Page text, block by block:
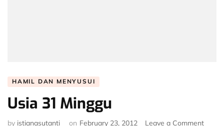
HAMIL DAN MENYUSUI
Usia 31 Minggu
by istianasutanti on February 23, 2012 Leave a Commenton